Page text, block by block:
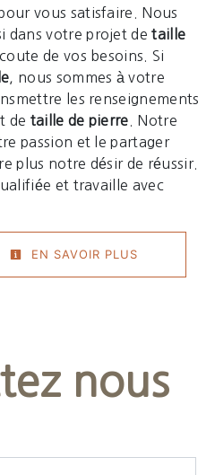
vous satisfaire. Nous
dans votre projet detaille
de vos besoins. Si
, nous sommes à votre
les renseignements
de taille de pierre . Notre
passion et le partager
plus notre désir de réussir.
et travaille avec
EN SAVOIR PLUS
nous